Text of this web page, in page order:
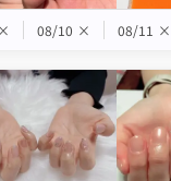
08/10 × 08/11 ×